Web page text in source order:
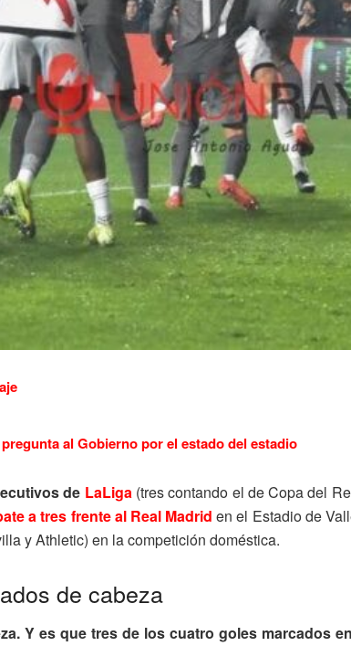
al Gobierno por el estado del estadio
de LaLiga(tres contando el de Copa del
a tres frente al Real Madrid en el Estadio de
y Athletic) en la competición doméstica.
de cabeza
Y es que tres de los cuatro goles marcados